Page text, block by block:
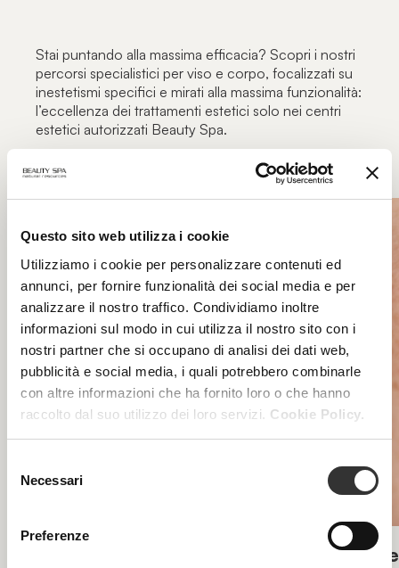
Questo sito web utilizza i cookie
Utilizziamo i cookie per personalizzare contenuti ed
annunci, per fornire funzionalità dei social media e per
analizzare il nostro traffico. Condividiamo inoltre
informazioni sul modo in cui utilizza il nostro sito con i
nostri partner che si occupano di analisi dei dati web,
pubblicità e social media, i quali potrebbero combinarle
con altre informazioni che ha fornito loro o che hanno
raccolto dal suo utilizzo dei loro servizi. Cookie Policy.
delNecessari
Preferenze
Stai puntando alla massima efficacia? Scopri i nostri
percorsi specialistici per viso e corpo, focalizzati su
inestetismi specifici e mirati alla massima funzionalità:
l’eccellenza dei trattamenti estetici solo nei centri
estetici autorizzati Beauty Spa.